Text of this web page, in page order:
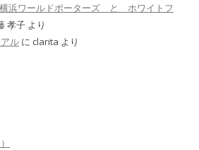
浜ワールドポーターズ と ホワイトフ
孝子 より
ル に clarita より